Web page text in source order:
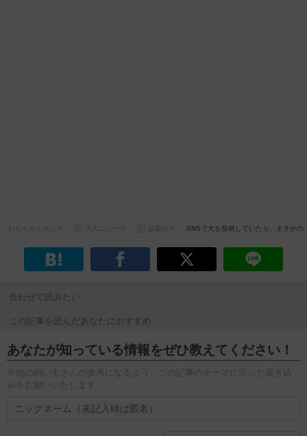
SNSで犬を投稿していたら、まさか
合わせて読みたい
この記事を読んだあなたにおすすめ
あなたが知っている情報をぜひ教えてください！
※他の飼い主さんの参考になるよう、この記事のテーマに沿った書き込
みをお願いいたします。